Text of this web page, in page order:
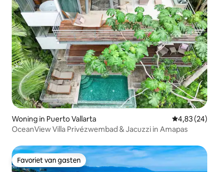
Woning in Puerto Vallarta Gemiddelde
4,83 (24)
OceanView Villa Privézwembad & Jacuzzi in Amapas
Favoriet van gasten
Favoriet van gasten